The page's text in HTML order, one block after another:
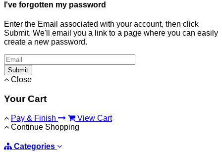
I've forgotten my password
Enter the Email associated with your account, then click
Submit. We'll email you a link to a page where you can easily
create a new password.
Submit
Close
Your Cart
Pay & Finish
View Cart
Continue Shopping
Categories